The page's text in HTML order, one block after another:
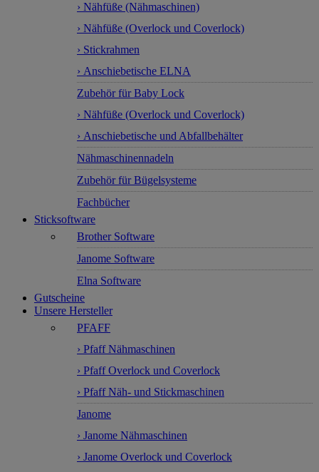
› Nähfüße (Nähmaschinen)
› Nähfüße (Overlock und Coverlock)
› Stickrahmen
› Anschiebetische ELNA
Zubehör für Baby Lock
› Nähfüße (Overlock und Coverlock)
› Anschiebetische und Abfallbehälter
Nähmaschinennadeln
Zubehör für Bügelsysteme
Fachbücher
Sticksoftware
Brother Software
Janome Software
Elna Software
Gutscheine
Unsere Hersteller
PFAFF
› Pfaff Nähmaschinen
› Pfaff Overlock und Coverlock
› Pfaff Näh- und Stickmaschinen
Janome
› Janome Nähmaschinen
› Janome Overlock und Coverlock